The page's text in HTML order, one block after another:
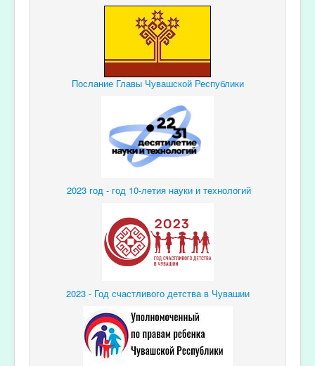
Послание Главы Чувашской Республики
2023 год - год 10-летия науки и технологий
2023 - Год счастливого детства в Чувашии